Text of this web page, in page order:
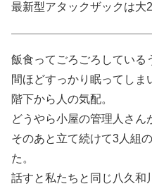
最新型アタックザックは大
飯食ってごろごろしている
間ほどすっかり眠ってし
階下から人の気配。
どうやら小屋の管理人さん
そのあと立て続けて3人組
た。
話すと私たちと同じ八久和